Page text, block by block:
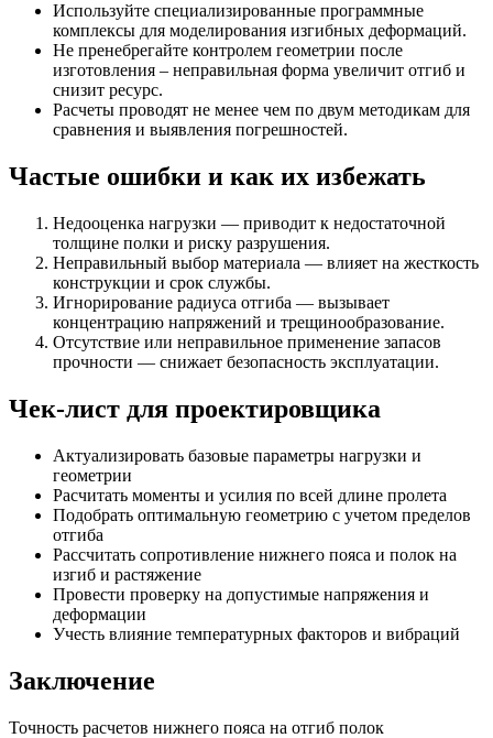
Используйте специализированные программные
комплексы для моделирования изгибных деформаций.
Не пренебрегайте контролем геометрии после
изготовления – неправильная форма увеличит отгиб и
снизит ресурс.
Расчеты проводят не менее чем по двум методикам для
сравнения и выявления погрешностей.
Частые ошибки и как их избежать
Недооценка нагрузки — приводит к недостаточной
толщине полки и риску разрушения.
Неправильный выбор материала — влияет на жесткость
конструкции и срок службы.
Игнорирование радиуса отгиба — вызывает
концентрацию напряжений и трещинообразование.
Отсутствие или неправильное применение запасов
прочности — снижает безопасность эксплуатации.
Чек-лист для проектировщика
Актуализировать базовые параметры нагрузки и
геометрии
Расчитать моменты и усилия по всей длине пролета
Подобрать оптимальную геометрию с учетом пределов
отгиба
Рассчитать сопротивление нижнего пояса и полок на
изгиб и растяжение
Провести проверку на допустимые напряжения и
деформации
Учесть влияние температурных факторов и вибраций
Заключение
Точность расчетов нижнего пояса на отгиб полок